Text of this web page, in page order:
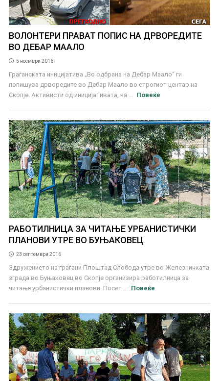
ВОЛОНТЕРИ ПРАВАТ ПОПИС НА ДРВОРЕДИТЕ
ВО ДЕБАР МААЛО
5 ноември 2016
Граѓанската иницијатива „Во одбрана на Дебар Маало“ ги
попишува дрворедите во Дебар Маало во строгиот центар на
Скопје. Активисти од иницијативата, на ...
Повеќе
РАБОТИЛНИЦА ЗА ЧИТАЊЕ УРБАНИСТИЧКИ
ПЛАНОВИ УТРЕ ВО БУЊАКОВЕЦ
23 септември 2016
Здружението на граѓани Плоштад Слобода утре во Железничката
зграда во Буњаковец во Скопје организира работилница за
читање урбанистички планови. Посет ...
Повеќе